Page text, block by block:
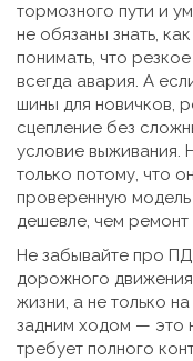
тормозного пути и
не обязаны знать,
понимать, что
всегда авария. А
шины для новичков,
сцепление без
условие выживания.
только потому, что
проверенную
дешевле, чем
Не забывайте про
дорожного
жизни, а не только
задним ходом — это
требует полного